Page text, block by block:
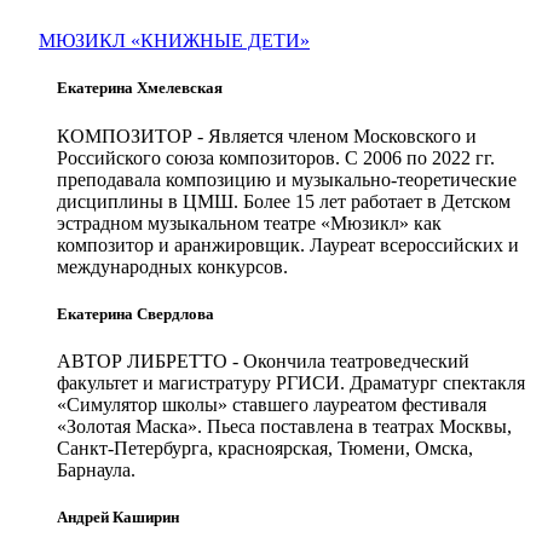
МЮЗИКЛ «КНИЖНЫЕ ДЕТИ»
Екатерина Хмелевская
КОМПОЗИТОР - Является членом Московского и
Российского союза композиторов. С 2006 по 2022 гг.
преподавала композицию и музыкально-теоретические
дисциплины в ЦМШ. Более 15 лет работает в Детском
эстрадном музыкальном театре «Мюзикл» как
композитор и аранжировщик. Лауреат всероссийских и
международных конкурсов.
Екатерина Свердлова
АВТОР ЛИБРЕТТО - Окончила театроведческий
факультет и магистратуру РГИСИ. Драматург спектакля
«Симулятор школы» ставшего лауреатом фестиваля
«Золотая Маска». Пьеса поставлена в театрах Москвы,
Санкт-Петербурга, красноярская, Тюмени, Омска,
Барнаула.
Андрей Каширин